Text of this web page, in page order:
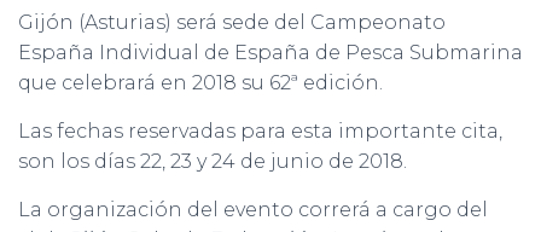
Gijón (Asturias) será sede del Campeonato
España Individual de España de Pesca Submarina
que celebrará en 2018 su 62ª edición.
Las fechas reservadas para esta importante cita,
son los días 22, 23 y 24 de junio de 2018.
La organización del evento correrá a cargo del